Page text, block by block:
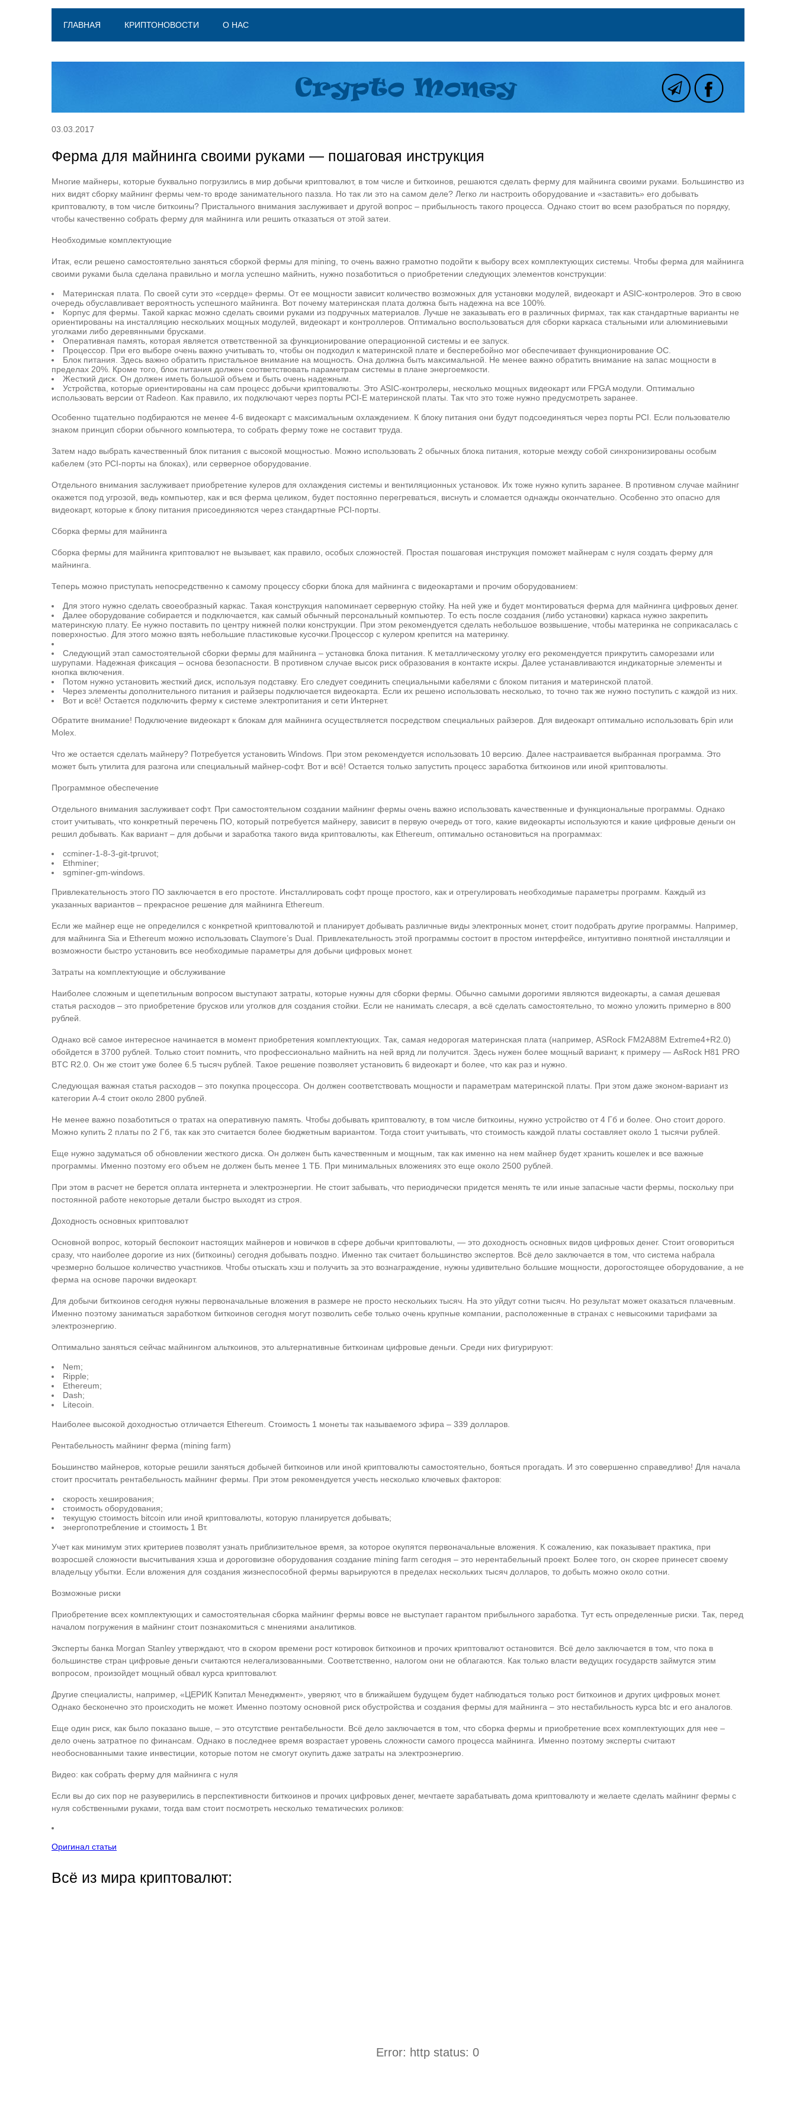
ГЛАВНАЯ КРИПТОНОВОСТИ О НАС
03.03.2017
Ферма для майнинга своими руками — пошаговая инструкция
Многие майнеры, которые буквально погрузились в мир добычи криптовалют, в том числе и биткоинов, решаются сделать ферму для майнинга своими руками. Большинство из
них видят сборку майнинг фермы чем-то вроде занимательного паззла. Но так ли это на самом деле? Легко ли настроить оборудование и «заставить» его добывать
криптовалюту, в том числе биткоины? Пристального внимания заслуживает и другой вопрос – прибыльность такого процесса. Однако стоит во всем разобраться по порядку,
чтобы качественно собрать ферму для майнинга или решить отказаться от этой затеи.
Необходимые комплектующие
Итак, если решено самостоятельно заняться сборкой фермы для mining, то очень важно грамотно подойти к выбору всех комплектующих системы. Чтобы ферма для майнинга
своими руками была сделана правильно и могла успешно майнить, нужно позаботиться о приобретении следующих элементов конструкции:
Материнская плата. По своей сути это «сердце» фермы. От ее мощности зависит количество возможных для установки модулей, видеокарт и ASIC-контролеров. Это в свою
очередь обуславливает вероятность успешного майнинга. Вот почему материнская плата должна быть надежна на все 100%.
Корпус для фермы. Такой каркас можно сделать своими руками из подручных материалов. Лучше не заказывать его в различных фирмах, так как стандартные варианты не
ориентированы на инсталляцию нескольких мощных модулей, видеокарт и контроллеров. Оптимально воспользоваться для сборки каркаса стальными или алюминиевыми
уголками либо деревянными брусками.
Оперативная память, которая является ответственной за функционирование операционной системы и ее запуск.
Процессор. При его выборе очень важно учитывать то, чтобы он подходил к материнской плате и бесперебойно мог обеспечивает функционирование ОС.
Блок питания. Здесь важно обратить пристальное внимание на мощность. Она должна быть максимальной. Не менее важно обратить внимание на запас мощности в
пределах 20%. Кроме того, блок питания должен соответствовать параметрам системы в плане энергоемкости.
Жесткий диск. Он должен иметь большой объем и быть очень надежным.
Устройства, которые ориентированы на сам процесс добычи криптовалюты. Это ASIC-контролеры, несколько мощных видеокарт или FPGA модули. Оптимально
использовать версии от Radeon. Как правило, их подключают через порты PCI-E материнской платы. Так что это тоже нужно предусмотреть заранее.
Особенно тщательно подбираются не менее 4-6 видеокарт с максимальным охлаждением. К блоку питания они будут подсоединяться через порты PCI. Если пользователю
знаком принцип сборки обычного компьютера, то собрать ферму тоже не составит труда.
Затем надо выбрать качественный блок питания с высокой мощностью. Можно использовать 2 обычных блока питания, которые между собой синхронизированы особым
кабелем (это PCI-порты на блоках), или серверное оборудование.
Отдельного внимания заслуживает приобретение кулеров для охлаждения системы и вентиляционных установок. Их тоже нужно купить заранее. В противном случае майнинг
окажется под угрозой, ведь компьютер, как и вся ферма целиком, будет постоянно перегреваться, виснуть и сломается однажды окончательно. Особенно это опасно для
видеокарт, которые к блоку питания присоединяются через стандартные PCI-порты.
Сборка фермы для майнинга
Сборка фермы для майнинга криптовалют не вызывает, как правило, особых сложностей. Простая пошаговая инструкция поможет майнерам с нуля создать ферму для
майнинга.
Теперь можно приступать непосредственно к самому процессу сборки блока для майнинга с видеокартами и прочим оборудованием:
Для этого нужно сделать своеобразный каркас. Такая конструкция напоминает серверную стойку. На ней уже и будет монтироваться ферма для майнинга цифровых денег.
Далее оборудование собирается и подключается, как самый обычный персональный компьютер. То есть после создания (либо установки) каркаса нужно закрепить
материнскую плату. Ее нужно поставить по центру нижней полки конструкции. При этом рекомендуется сделать небольшое возвышение, чтобы материнка не соприкасалась с
поверхностью. Для этого можно взять небольшие пластиковые кусочки.Процессор с кулером крепится на материнку.
Следующий этап самостоятельной сборки фермы для майнинга – установка блока питания. К металлическому уголку его рекомендуется прикрутить саморезами или
шурупами. Надежная фиксация – основа безопасности. В противном случае высок риск образования в контакте искры. Далее устанавливаются индикаторные элементы и
кнопка включения.
Потом нужно установить жесткий диск, используя подставку. Его следует соединить специальными кабелями с блоком питания и материнской платой.
Через элементы дополнительного питания и райзеры подключается видеокарта. Если их решено использовать несколько, то точно так же нужно поступить с каждой из них.
Вот и всё! Остается подключить ферму к системе электропитания и сети Интернет.
Обратите внимание! Подключение видеокарт к блокам для майнинга осуществляется посредством специальных райзеров. Для видеокарт оптимально использовать 6pin или
Molex.
Что же остается сделать майнеру? Потребуется установить Windows. При этом рекомендуется использовать 10 версию. Далее настраивается выбранная программа. Это
может быть утилита для разгона или специальный майнер-софт. Вот и всё! Остается только запустить процесс заработка биткоинов или иной криптовалюты.
Программное обеспечение
Отдельного внимания заслуживает софт. При самостоятельном создании майнинг фермы очень важно использовать качественные и функциональные программы. Однако
стоит учитывать, что конкретный перечень ПО, который потребуется майнеру, зависит в первую очередь от того, какие видеокарты используются и какие цифровые деньги он
решил добывать. Как вариант – для добычи и заработка такого вида криптовалюты, как Ethereum, оптимально остановиться на программах:
ccminer-1-8-3-git-tpruvot;
Ethminer;
sgminer-gm-windows.
Привлекательность этого ПО заключается в его простоте. Инсталлировать софт проще простого, как и отрегулировать необходимые параметры программ. Каждый из
указанных вариантов – прекрасное решение для майнинга Ethereum.
Если же майнер еще не определился с конкретной криптовалютой и планирует добывать различные виды электронных монет, стоит подобрать другие программы. Например,
для майнинга Sia и Ethereum можно использовать Claymore’s Dual. Привлекательность этой программы состоит в простом интерфейсе, интуитивно понятной инсталляции и
возможности быстро установить все необходимые параметры для добычи цифровых монет.
Затраты на комплектующие и обслуживание
Наиболее сложным и щепетильным вопросом выступают затраты, которые нужны для сборки фермы. Обычно самыми дорогими являются видеокарты, а самая дешевая
статья расходов – это приобретение брусков или уголков для создания стойки. Если не нанимать слесаря, а всё сделать самостоятельно, то можно уложить примерно в 800
рублей.
Однако всё самое интересное начинается в момент приобретения комплектующих. Так, самая недорогая материнская плата (например, ASRock FM2A88M Extreme4+R2.0)
обойдется в 3700 рублей. Только стоит помнить, что профессионально майнить на ней вряд ли получится. Здесь нужен более мощный вариант, к примеру — AsRock H81 PRO
BTC R2.0. Он же стоит уже более 6.5 тысяч рублей. Такое решение позволяет установить 6 видеокарт и более, что как раз и нужно.
Следующая важная статья расходов – это покупка процессора. Он должен соответствовать мощности и параметрам материнской платы. При этом даже эконом-вариант из
категории A-4 стоит около 2800 рублей.
Не менее важно позаботиться о тратах на оперативную память. Чтобы добывать криптовалюту, в том числе биткоины, нужно устройство от 4 Гб и более. Оно стоит дорого.
Можно купить 2 платы по 2 Гб, так как это считается более бюджетным вариантом. Тогда стоит учитывать, что стоимость каждой платы составляет около 1 тысячи рублей.
Еще нужно задуматься об обновлении жесткого диска. Он должен быть качественным и мощным, так как именно на нем майнер будет хранить кошелек и все важные
программы. Именно поэтому его объем не должен быть менее 1 ТБ. При минимальных вложениях это еще около 2500 рублей.
При этом в расчет не берется оплата интернета и электроэнергии. Не стоит забывать, что периодически придется менять те или иные запасные части фермы, поскольку при
постоянной работе некоторые детали быстро выходят из строя.
Доходность основных криптовалют
Основной вопрос, который беспокоит настоящих майнеров и новичков в сфере добычи криптовалюты, — это доходность основных видов цифровых денег. Стоит оговориться
сразу, что наиболее дорогие из них (биткоины) сегодня добывать поздно. Именно так считает большинство экспертов. Всё дело заключается в том, что система набрала
чрезмерно большое количество участников. Чтобы отыскать хэш и получить за это вознаграждение, нужны удивительно большие мощности, дорогостоящее оборудование, а не
ферма на основе парочки видеокарт.
Для добычи биткоинов сегодня нужны первоначальные вложения в размере не просто нескольких тысяч. На это уйдут сотни тысяч. Но результат может оказаться плачевным.
Именно поэтому заниматься заработком биткоинов сегодня могут позволить себе только очень крупные компании, расположенные в странах с невысокими тарифами за
электроэнергию.
Оптимально заняться сейчас майнингом альткоинов, это альтернативные биткоинам цифровые деньги. Среди них фигурируют:
Nem;
Ripple;
Ethereum;
Dash;
Litecoin.
Наиболее высокой доходностью отличается Ethereum. Стоимость 1 монеты так называемого эфира – 339 долларов.
Рентабельность майнинг ферма (mining farm)
Боьшинство майнеров, которые решили заняться добычей биткоинов или иной криптовалюты самостоятельно, бояться прогадать. И это совершенно справедливо! Для начала
стоит просчитать рентабельность майнинг фермы. При этом рекомендуется учесть несколько ключевых факторов:
скорость хеширования;
стоимость оборудования;
текущую стоимость bitcoin или иной криптовалюты, которую планируется добывать;
энергопотребление и стоимость 1 Вт.
Учет как минимум этих критериев позволят узнать приблизительное время, за которое окупятся первоначальные вложения. К сожалению, как показывает практика, при
возросшей сложности высчитывания хэша и дороговизне оборудования создание mining farm сегодня – это нерентабельный проект. Более того, он скорее принесет своему
владельцу убытки. Если вложения для создания жизнеспособной фермы варьируются в пределах нескольких тысяч долларов, то добыть можно около сотни.
Возможные риски
Приобретение всех комплектующих и самостоятельная сборка майнинг фермы вовсе не выступает гарантом прибыльного заработка. Тут есть определенные риски. Так, перед
началом погружения в майнинг стоит познакомиться с мнениями аналитиков.
Эксперты банка Morgan Stanley утверждают, что в скором времени рост котировок биткоинов и прочих криптовалют остановится. Всё дело заключается в том, что пока в
большинстве стран цифровые деньги считаются нелегализованными. Соответственно, налогом они не облагаются. Как только власти ведущих государств займутся этим
вопросом, произойдет мощный обвал курса криптовалют.
Другие специалисты, например, «ЦЕРИК Кэпитал Менеджмент», уверяют, что в ближайшем будущем будет наблюдаться только рост биткоинов и других цифровых монет.
Однако бесконечно это происходить не может. Именно поэтому основной риск обустройства и создания фермы для майнинга – это нестабильность курса btc и его аналогов.
Еще один риск, как было показано выше, – это отсутствие рентабельности. Всё дело заключается в том, что сборка фермы и приобретение всех комплектующих для нее –
дело очень затратное по финансам. Однако в последнее время возрастает уровень сложности самого процесса майнинга. Именно поэтому эксперты считают
необоснованными такие инвестиции, которые потом не смогут окупить даже затраты на электроэнергию.
Видео: как собрать ферму для майнинга с нуля
Если вы до сих пор не разуверились в перспективности биткоинов и прочих цифровых денег, мечтаете зарабатывать дома криптовалюту и желаете сделать майнинг фермы с
нуля собственными руками, тогда вам стоит посмотреть несколько тематических роликов:
Оригинал статьи
Всё из мира криптовалют:
Error: http status: 0